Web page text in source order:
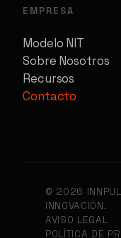
EMPRESA
Modelo NIT
Sobre Nosotros
Recursos
Contacto
© 2026
INNOVACIÓN.
AVISO LEGAL
POLÍTICA DE